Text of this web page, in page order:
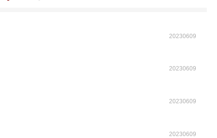
20230609
20230609
20230609
20230609